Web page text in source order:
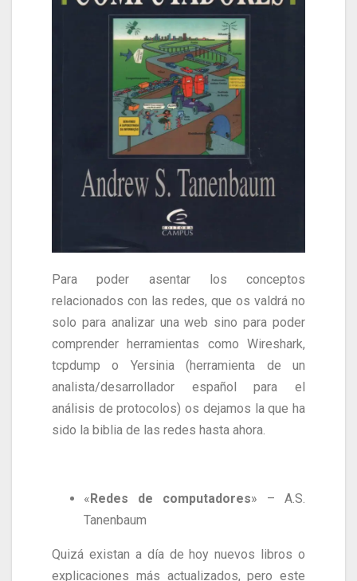
Para poder asentar los conceptos
relacionados con las redes, que os valdrá no
solo para analizar una web sino para poder
comprender herramientas como Wireshark,
tcpdump o Yersinia (herramienta de un
analista/desarrollador español para el
análisis de protocolos) os dejamos la que ha
sido la biblia de las redes hasta ahora.
« Redes de computadores» – A.S.
Tanenbaum
Quizá existan a día de hoy nuevos libros o
explicaciones más actualizados, pero este